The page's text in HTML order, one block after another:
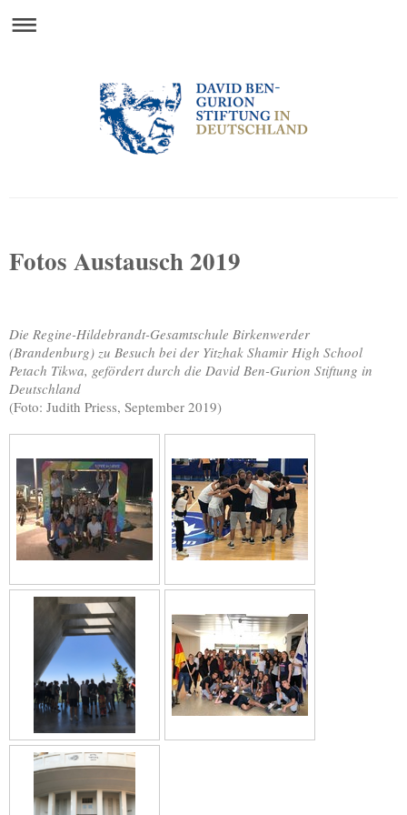
Fotos Austausch 2019
Die Regine-Hildebrandt-Gesamtschule Birkenwerder
(Brandenburg) zu Besuch bei der Yitzhak Shamir High School
Petach Tikwa, gefördert durch die David Ben-Gurion Stiftung in
Deutschland
(Foto: Judith Priess, September 2019)